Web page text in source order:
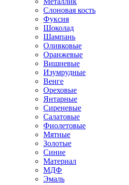
Слоновая кость
Фуксия
Шоколад
Шампань
Оливковые
Оранжевые
Вишневые
Изумрудные
Венге
Ореховые
Янтарные
Сиреневые
Салатовые
Фиолетовые
Мятные
Золотые
Синие
Материал
МДФ
Эмаль